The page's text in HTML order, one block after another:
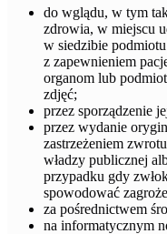
do wglądu, w tym
zdrowia, w miejscu
w siedzibie
z zapewnieniem
organom lub
zdjęć;
przez sporządzenie
przez wydanie
zastrzeżeniem
władzy publicznej
przypadku gdy
spowodować
za pośrednictwem
na informatycznym